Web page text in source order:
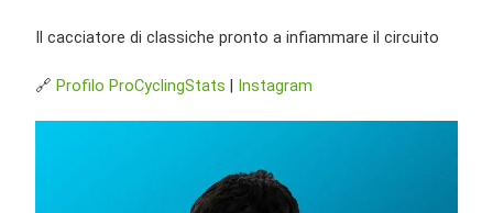
Il cacciatore di classiche pronto a infiammare il circuito
🔗Profilo ProCyclingStats | Instagram